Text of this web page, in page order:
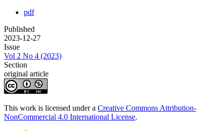
pdf
Published
2023-12-27
Issue
Vol 2 No 4 (2023)
Section
original article
This work is licensed under a Creative Commons Attribution-
NonCommercial 4.0 International License.